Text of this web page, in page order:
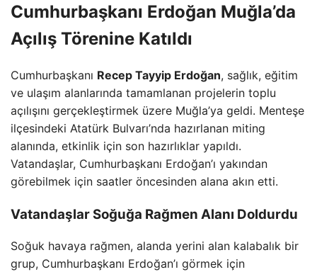
Cumhurbaşkanı Erdoğan Muğla’da
Açılış Törenine Katıldı
Cumhurbaşkanı Recep Tayyip Erdoğan, sağlık, eğitim
ve ulaşım alanlarında tamamlanan projelerin toplu
açılışını gerçekleştirmek üzere Muğla’ya geldi. Menteşe
ilçesindeki Atatürk Bulvarı’nda hazırlanan miting
alanında, etkinlik için son hazırlıklar yapıldı.
Vatandaşlar, Cumhurbaşkanı Erdoğan’ı yakından
görebilmek için saatler öncesinden alana akın etti.
Vatandaşlar Soğuğa Rağmen Alanı Doldurdu
Soğuk havaya rağmen, alanda yerini alan kalabalık bir
grup, Cumhurbaşkanı Erdoğan’ı görmek için